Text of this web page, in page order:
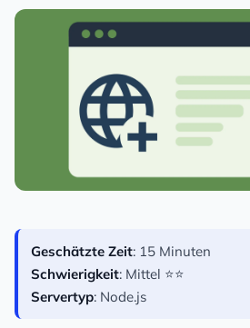
Geschätzte Zeit: 15 Minuten
Schwierigkeit: Mittel ⭐⭐
Servertyp: Node.js